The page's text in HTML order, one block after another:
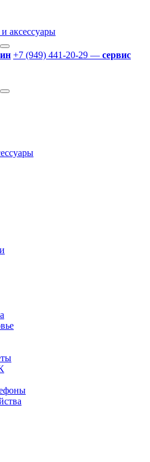
+7 (949) 441-20-29 — сервис